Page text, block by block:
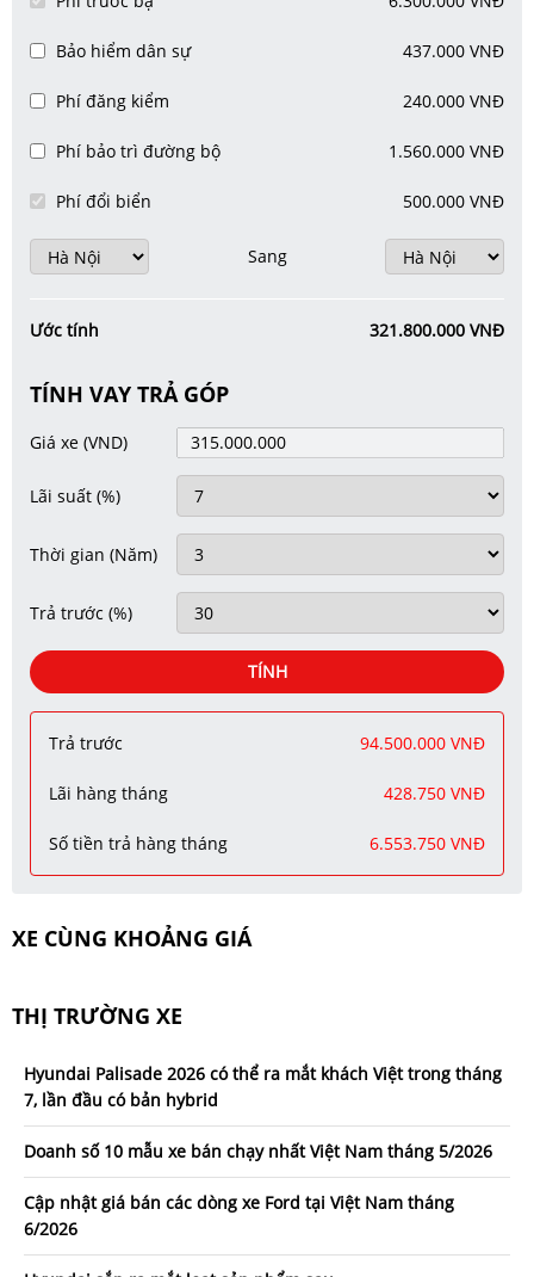
Bảo hiểm dân sự 437.000 VNĐ
Phí đăng kiểm 240.000 VNĐ
Phí bảo trì đường bộ 1.560.000 VNĐ
Phí đổi biển 500.000 VNĐ
Sang
Ước tính 321.800.000 VNĐ
TÍNH VAY TRẢ GÓP
Giá xe (VND)
Lãi suất (%)
Thời gian (Năm)
Trả trước (%)
TÍNH
Trả trước 94.500.000 VNĐ
Lãi hàng tháng 428.750 VNĐ
Số tiền trả hàng tháng 6.553.750 VNĐ
XE CÙNG KHOẢNG GIÁ
THỊ TRƯỜNG XE
Hyundai Palisade 2026 có thể ra mắt khách Việt trong tháng
7, lần đầu có bản hybrid
Doanh số 10 mẫu xe bán chạy nhất Việt Nam tháng 5/2026
Cập nhật giá bán các dòng xe Ford tại Việt Nam tháng
6/2026